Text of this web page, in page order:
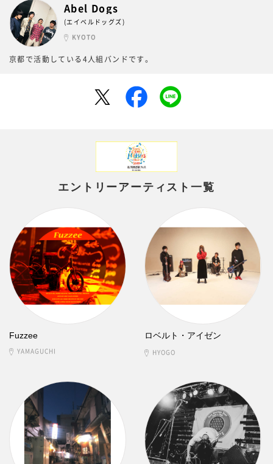
Abel Dogs
(エイベルドッグズ)
KYOTO
京都で活動している4人組バンドです。
エントリーアーティスト一覧
Fuzzee
YAMAGUCHI
ロベルト・アイゼン
HYOGO